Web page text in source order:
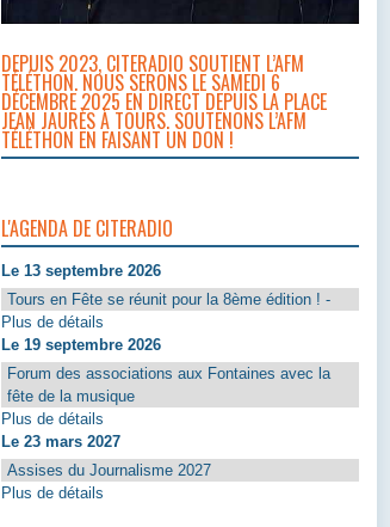
DEPUIS 2023, CITERADIO SOUTIENT L’AFM
TÉLÉTHON. NOUS SERONS LE SAMEDI 6
DÉCEMBRE 2025 EN DIRECT DEPUIS LA PLACE
JEAN JAURÈS À TOURS. SOUTENONS L’AFM
TÉLÉTHON EN FAISANT UN DON !
L'AGENDA DE CITERADIO
Le 13 septembre 2026
Tours en Fête se réunit pour la 8ème édition ! -
Plus de détails
Le 19 septembre 2026
Forum des associations aux Fontaines avec la
fête de la musique
Plus de détails
Le 23 mars 2027
Assises du Journalisme 2027
Plus de détails